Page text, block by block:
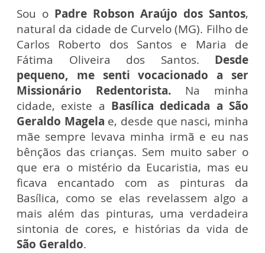
Sou o Padre Robson Araújo dos Santos,
natural da cidade de Curvelo (MG). Filho de
Carlos Roberto dos Santos e Maria de
Fátima Oliveira dos Santos. Desde
pequeno, me senti vocacionado a ser
Missionário Redentorista. Na minha
cidade, existe a Basílica dedicada a São
Geraldo Magela e, desde que nasci, minha
mãe sempre levava minha irmã e eu nas
bênçãos das crianças. Sem muito saber o
que era o mistério da Eucaristia, mas eu
ficava encantado com as pinturas da
Basílica, como se elas revelassem algo a
mais além das pinturas, uma verdadeira
sintonia de cores, e histórias da vida de
São Geraldo.